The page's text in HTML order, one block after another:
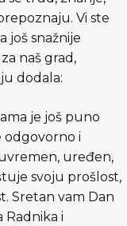
Vi ste
još snažnije
naš grad,
dodala:
je još puno
odgovorno i
uređen,
svoju prošlost,
Sretan vam Dan
Radnika i